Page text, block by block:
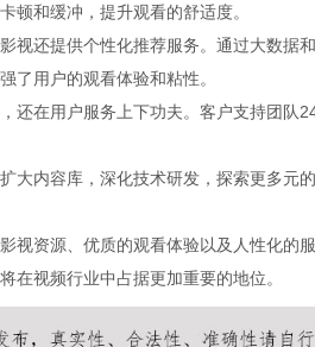
顿和缓冲，提升观看的舒适度。
视还提供个性化推荐服务。通过大数据
了用户的观看体验和粘性。
还在用户服务上下功夫。客户支持团队
大内容库，深化技术研发，探索更多元
视资源、优质的观看体验以及人性化的
在视频行业中占据更加重要的地位。